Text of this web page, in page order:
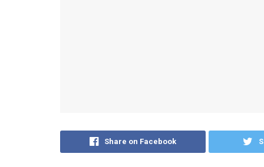
Share on Facebook